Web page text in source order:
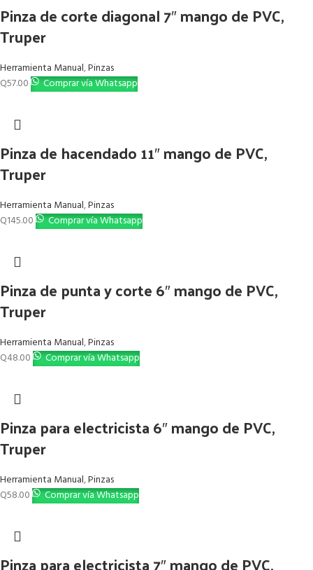
Pinza de corte diagonal 7″ mango de PVC,
Truper
Herramienta Manual,Pinzas
Q57.00 Comprar vía Whatsapp
Pinza de hacendado 11″ mango de PVC,
Truper
Herramienta Manual,Pinzas
Q145.00 Comprar vía Whatsapp
Pinza de punta y corte 6″ mango de PVC,
Truper
Herramienta Manual,Pinzas
Q48.00 Comprar vía Whatsapp
Pinza para electricista 6″ mango de PVC,
Truper
Herramienta Manual,Pinzas
Q58.00 Comprar vía Whatsapp
Pinza para electricista 7″ mango de PVC,